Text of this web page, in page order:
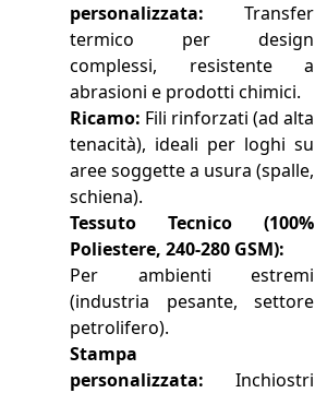
personalizzata: Transfer
termico per design
complessi, resistente a
abrasioni e prodotti chimici.
Ricamo: Fili rinforzati (ad alta
tenacità), ideali per loghi su
aree soggette a usura (spalle,
schiena).
Tessuto Tecnico (100%
Poliestere, 240-280 GSM):
Per ambienti estremi
(industria pesante, settore
petrolifero).
Stampa
personalizzata: Inchiostri